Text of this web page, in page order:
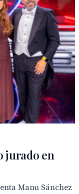
jurado en
Manu Sánchez